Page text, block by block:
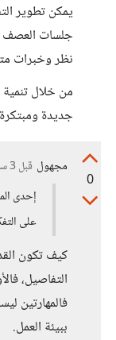
يمكن تطوير
جلسات العصف
نظر وخبرات
من خلال تنمية
جديدة
0
مجهول قبل 3 سنوات
إحدى
على
كيف تكون
التفاصيل،
فالمهارتين
ببيئة العمل.